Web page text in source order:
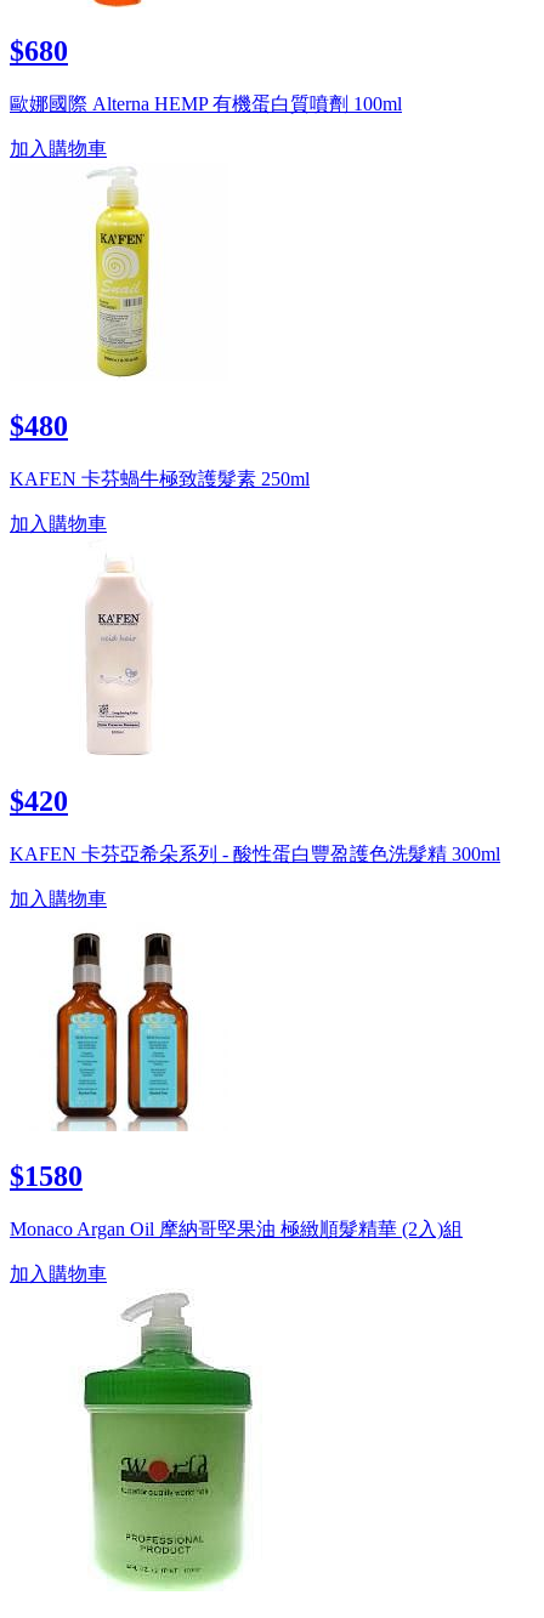
$680
歐娜國際 Alterna HEMP 有機蛋白質噴劑 100ml
加入購物車
$480
KAFEN 卡芬蝸牛極致護髮素 250ml
加入購物車
$420
KAFEN 卡芬亞希朵系列 - 酸性蛋白豐盈護色洗髮精 300ml
加入購物車
$1580
Monaco Argan Oil 摩納哥堅果油 極緻順髮精華 (2入)組
加入購物車